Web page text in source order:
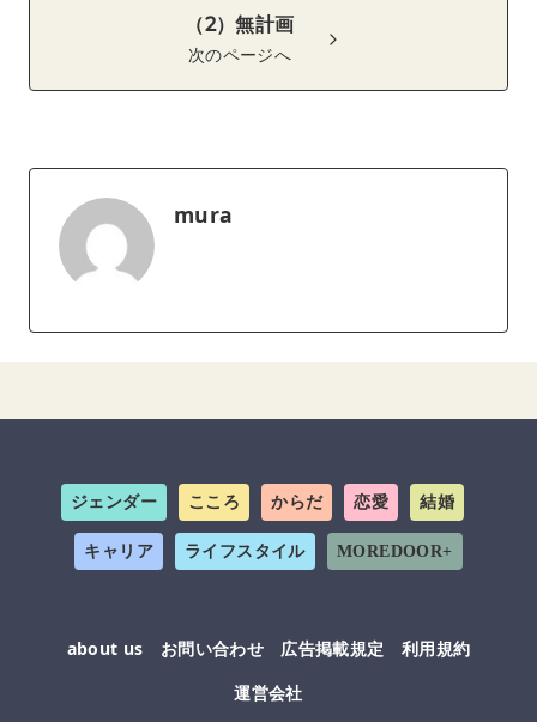
（2）無計画
次のページへ
mura
ジェンダー こころ からだ 恋愛 結婚
キャリア ライフスタイル MOREDOOR+
about us お問い合わせ 広告掲載規定
利用規約
運営会社